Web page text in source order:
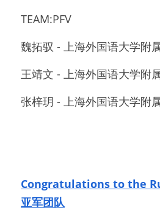
TEAM:PFV
魏拓驭 - 上海外国语大学附
王靖文 - 上海外国语大学附
张梓玥 - 上海外国语大学附
Congratulations to the
亚军团队